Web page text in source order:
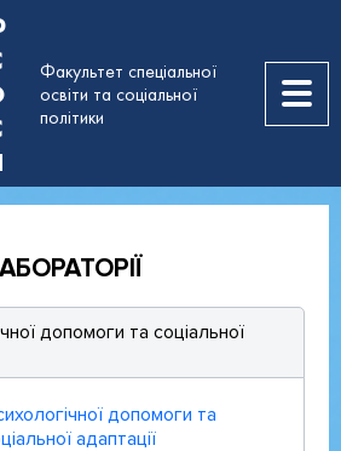
Факультет спеціальної
освіти та соціальної
політики
допомоги та соціальної
допомоги та
адаптації